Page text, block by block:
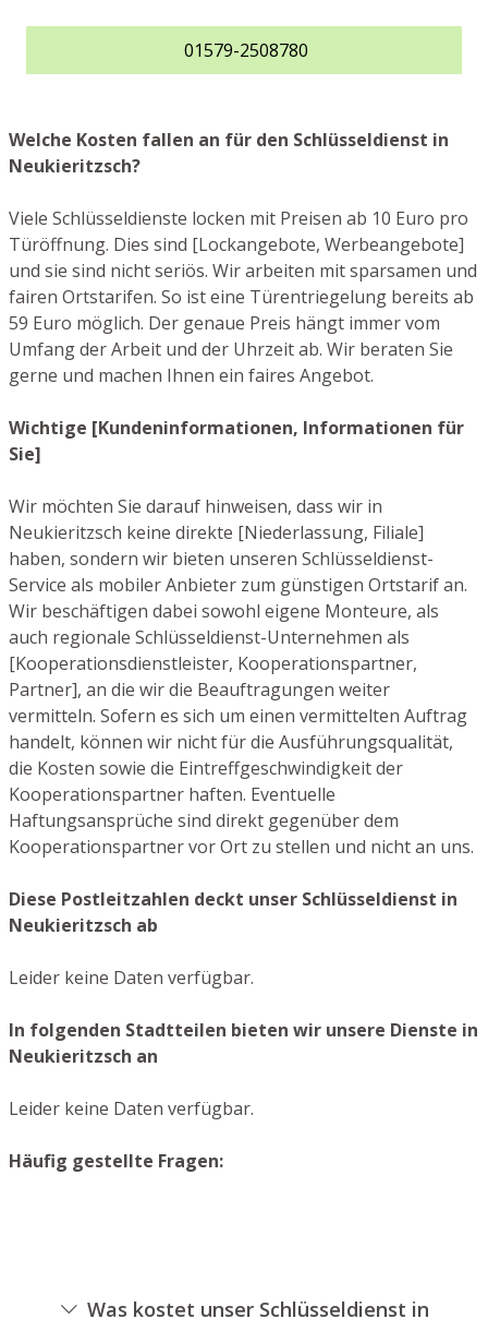
01579-2508780
Welche Kosten fallen an für den Schlüsseldienst in
Neukieritzsch?
Viele Schlüsseldienste locken mit Preisen ab 10 Euro pro
Türöffnung. Dies sind [Lockangebote, Werbeangebote]
und sie sind nicht seriös. Wir arbeiten mit sparsamen und
fairen Ortstarifen. So ist eine Türentriegelung bereits ab
59 Euro möglich. Der genaue Preis hängt immer vom
Umfang der Arbeit und der Uhrzeit ab. Wir beraten Sie
gerne und machen Ihnen ein faires Angebot.
Wichtige [Kundeninformationen, Informationen für
Sie]
Wir möchten Sie darauf hinweisen, dass wir in
Neukieritzsch keine direkte [Niederlassung, Filiale]
haben, sondern wir bieten unseren Schlüsseldienst-
Service als mobiler Anbieter zum günstigen Ortstarif an.
Wir beschäftigen dabei sowohl eigene Monteure, als
auch regionale Schlüsseldienst-Unternehmen als
[Kooperationsdienstleister, Kooperationspartner,
Partner], an die wir die Beauftragungen weiter
vermitteln. Sofern es sich um einen vermittelten Auftrag
handelt, können wir nicht für die Ausführungsqualität,
die Kosten sowie die Eintreffgeschwindigkeit der
Kooperationspartner haften. Eventuelle
Haftungsansprüche sind direkt gegenüber dem
Kooperationspartner vor Ort zu stellen und nicht an uns.
Diese Postleitzahlen deckt unser Schlüsseldienst in
Neukieritzsch ab
Leider keine Daten verfügbar.
In folgenden Stadtteilen bieten wir unsere Dienste in
Neukieritzsch an
Leider keine Daten verfügbar.
Häufig gestellte Fragen:
Was kostet unser Schlüsseldienst in